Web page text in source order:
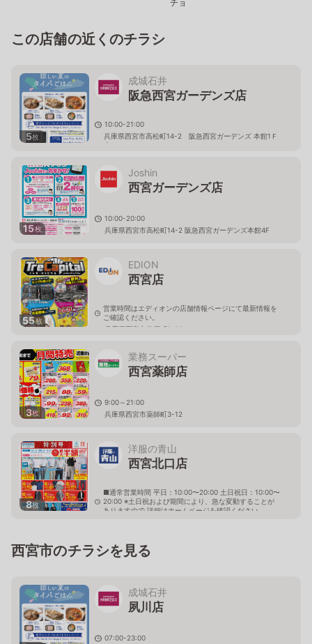
チョ
この店舗の近くのチラシ
5枚
成城石井
阪急西宮ガーデンズ店
10:00-21:00
兵庫県西宮市高松町14-2 阪急西宮ガーデンズ 本館1Ｆ
南モール
15枚
Joshin
西宮ガーデンズ店
10:00-20:00
兵庫県西宮市高松町14-2 阪急西宮ガーデンズ本館4F
55枚
EDION
西宮店
営業時間はエディオンの店舗情報ページにて最新情報を
ご確認ください。
兵庫県西宮市芦原町9-23
3枚
業務スーパー
西宮薬師店
9:00～21:00
兵庫県西宮市薬師町3-12
8枚
洋服の青山
西宮北口店
■通常営業時間 平日：10:00〜20:00 土日祝日：10:00〜
20:00 ※土日祝および期間により、急な変動することが
ありますので 詳細はホームページを確認ください
西宮市のチラシを見る
成城石井
夙川店
07:00-23:00